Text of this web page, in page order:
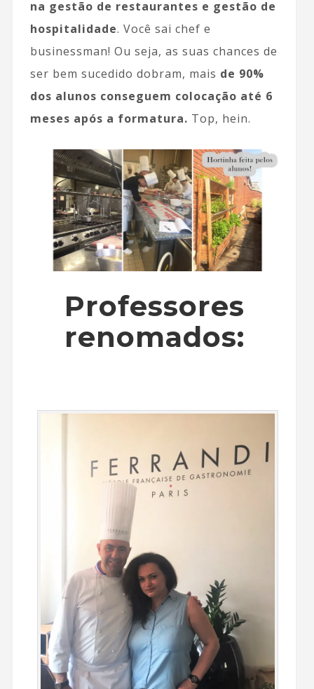
na gestão de restaurantes e gestão de
hospitalidade. Você sai chef e
businessman! Ou seja, as suas chances de
ser bem sucedido dobram, mais de 90%
dos alunos conseguem colocação até 6
meses após a formatura. Top, hein.
Professores
renomados: